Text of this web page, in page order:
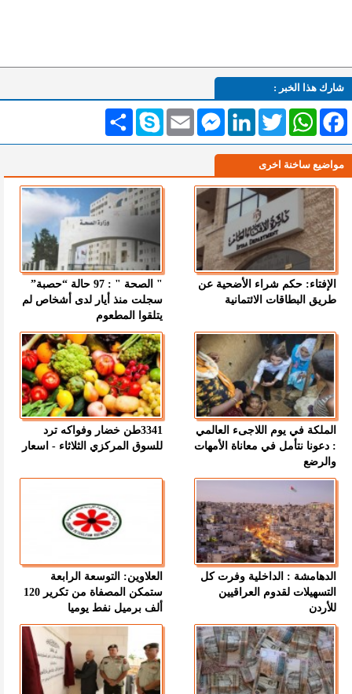
شارك هذا الخبر :
انشر Skype Email
MessengerLinkedInTwitterWhatsAppFacebook
مواضيع ساخنة اخرى
الإفتاء: حكم شراء الأضحية عن
طريق البطاقات الائتمانية
" الصحة " : 97 حالة “حصبة”
سجلت منذ أيار لدى أشخاص لم
يتلقوا المطعوم
الملكة في يوم اللاجىء العالمي
: دعونا نتأمل في معاناة الأمهات
والرضع
3341طن خضار وفواكه ترد
للسوق المركزي الثلاثاء - اسعار
الدهامشة : الداخلية وفرت كل
التسهيلات لقدوم العراقيين
للأردن
العلاوين: التوسعة الرابعة
ستمكن المصفاة من تكرير 120
ألف برميل نفط يوميا